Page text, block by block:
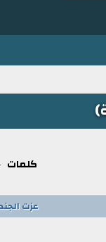
كلمات
عزت